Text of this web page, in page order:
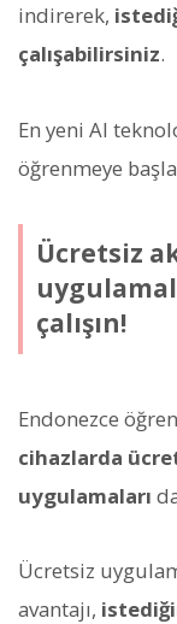
indirerek,
çalışabilirsiniz.
En yeni AI
öğrenmeye
Ücretsiz
çalışın!
Endonezce
cihazlarda
uygulamaları
Ücretsiz
avantajı,